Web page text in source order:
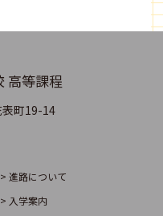
高等課程
表町19-14
> 進路について
> 入学案内